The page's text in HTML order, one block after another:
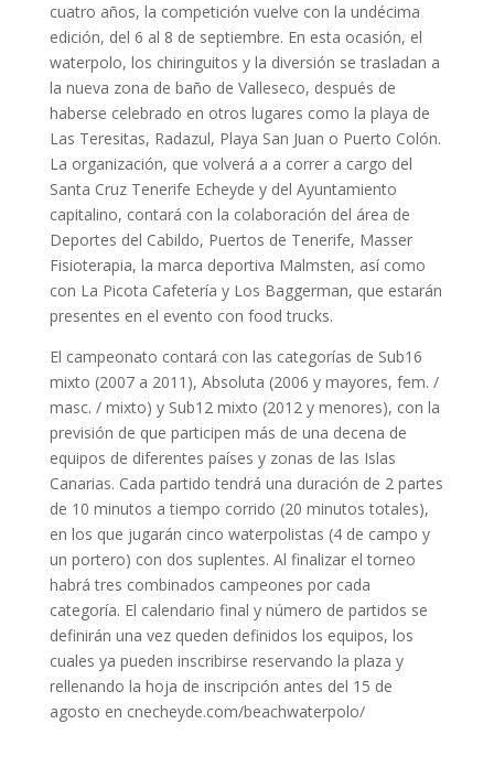
cuatro años, la competición vuelve con la undécima
edición, del 6 al 8 de septiembre. En esta ocasión, el
waterpolo, los chiringuitos y la diversión se trasladan a
la nueva zona de baño de Valleseco, después de
haberse celebrado en otros lugares como la playa de
Las Teresitas, Radazul, Playa San Juan o Puerto Colón.
La organización, que volverá a a correr a cargo del
Santa Cruz Tenerife Echeyde y del Ayuntamiento
capitalino, contará con la colaboración del área de
Deportes del Cabildo, Puertos de Tenerife, Masser
Fisioterapia, la marca deportiva Malmsten, así como
con La Picota Cafetería y Los Baggerman, que estarán
presentes en el evento con food trucks.
El campeonato contará con las categorías de Sub16
mixto (2007 a 2011), Absoluta (2006 y mayores, fem. /
masc. / mixto) y Sub12 mixto (2012 y menores), con la
previsión de que participen más de una decena de
equipos de diferentes países y zonas de las Islas
Canarias. Cada partido tendrá una duración de 2 partes
de 10 minutos a tiempo corrido (20 minutos totales),
en los que jugarán cinco waterpolistas (4 de campo y
un portero) con dos suplentes. Al finalizar el torneo
habrá tres combinados campeones por cada
categoría. El calendario final y número de partidos se
definirán una vez queden definidos los equipos, los
cuales ya pueden inscribirse reservando la plaza y
rellenando la hoja de inscripción antes del 15 de
agosto en cnecheyde.com/beachwaterpolo/